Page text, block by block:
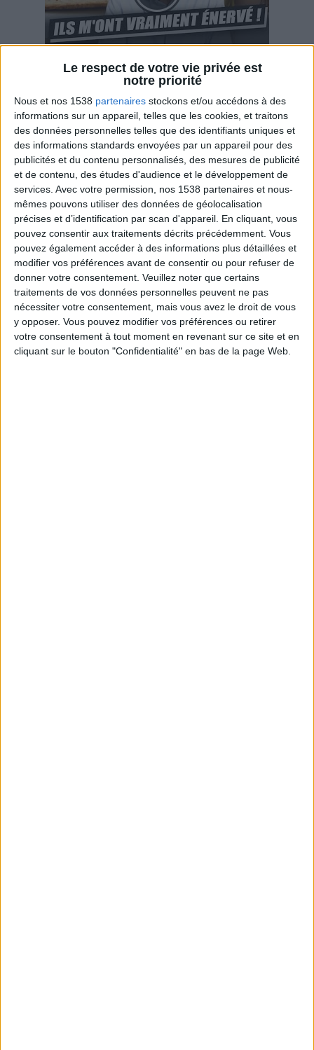
Le respect de votre vie privée est
notre priorité
Nous et nos 1538 partenaires stockons et/ou accédons à des
informations sur un appareil, telles que les cookies, et traitons
des données personnelles telles que des identifiants uniques et
des informations standards envoyées par un appareil pour des
publicités et du contenu personnalisés, des mesures de publicité
et de contenu, des études d'audience et le développement de
services. Avec votre permission, nos 1538 partenaires et nous-
mêmes pouvons utiliser des données de géolocalisation
précises et d’identification par scan d'appareil. En cliquant, vous
pouvez consentir aux traitements décrits précédemment. Vous
pouvez également accéder à des informations plus détaillées et
modifier vos préférences avant de consentir ou pour refuser de
donner votre consentement. Veuillez noter que certains
traitements de vos données personnelles peuvent ne pas
nécessiter votre consentement, mais vous avez le droit de vous
y opposer. Vous pouvez modifier vos préférences ou retirer
votre consentement à tout moment en revenant sur ce site et en
cliquant sur le bouton "Confidentialité" en bas de la page Web.
Ces marques diététiques : c'est n'importe quoi !
Webinaires en direct Voir tout
Peut-on remplacer la viande par des féculents ?
Consultation diététique du 05/08/2026